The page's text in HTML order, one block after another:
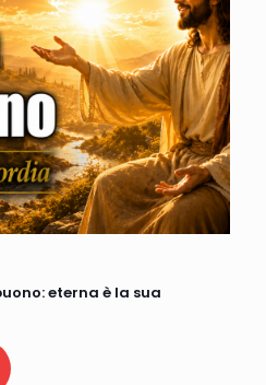
eterna è la sua